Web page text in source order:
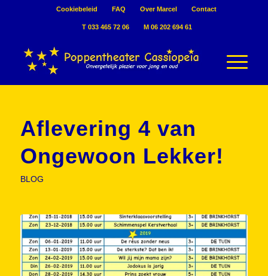
Cookiebeleid FAQ Over Marcel Contact
T 033 465 72 06 M 06 202 694 61
Aflevering 4 van
Ongewoon Lekker!
BLOG